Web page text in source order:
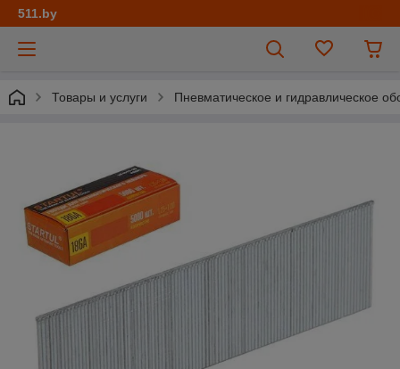
511.by
Товары и услуги Пневматическое и гидравлическое